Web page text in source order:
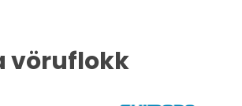
vöruflokk